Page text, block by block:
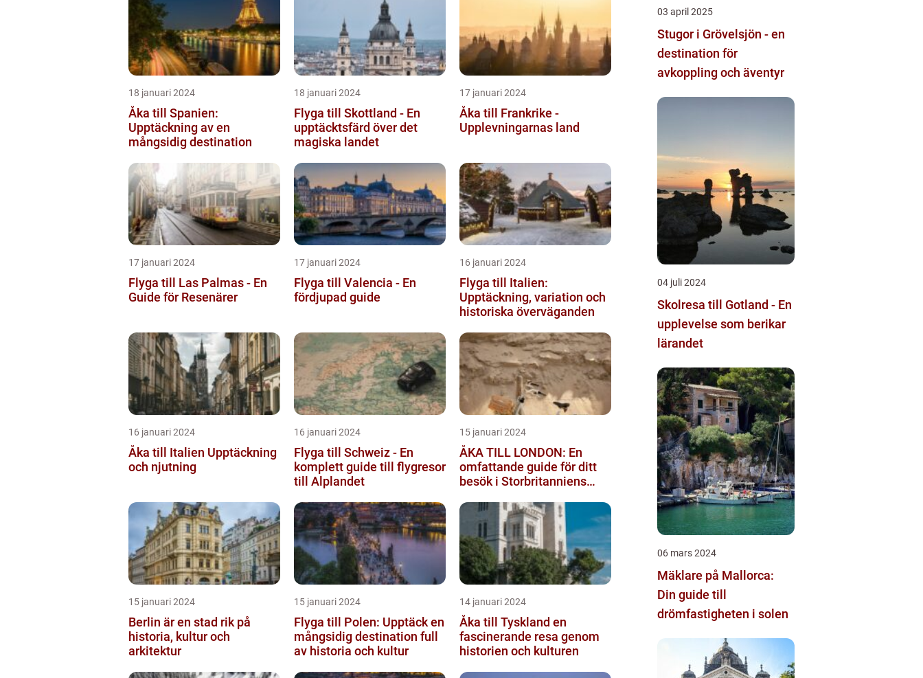
18 januari 2024
Åka till Spanien:
Upptäckning av en
mångsidig destination
18 januari 2024
Flyga till Skottland - En
upptäcktsfärd över det
magiska landet
17 januari 2024
Åka till Frankrike -
Upplevningarnas land
17 januari 2024
Flyga till Las Palmas - En
Guide för Resenärer
17 januari 2024
Flyga till Valencia - En
fördjupad guide
16 januari 2024
Flyga till Italien:
Upptäckning, variation och
historiska överväganden
16 januari 2024
Åka till Italien Upptäckning
och njutning
16 januari 2024
Flyga till Schweiz - En
komplett guide till flygresor
till Alplandet
15 januari 2024
ÅKA TILL LONDON: En
omfattande guide för ditt
besök i Storbritanniens
15 januari 2024
Berlin är en stad rik på
historia, kultur och
arkitektur
15 januari 2024
Flyga till Polen: Upptäck en
mångsidig destination full
av historia och kultur
14 januari 2024
Åka till Tyskland en
fascinerande resa genom
historien och kulturen
03 april 2025
Stugor i Grövelsjön - en
destination för
avkoppling och äventyr
04 juli 2024
Skolresa till Gotland - En
upplevelse som berikar
lärandet
06 mars 2024
Mäklare på Mallorca:
Din guide till
drömfastigheten i solen